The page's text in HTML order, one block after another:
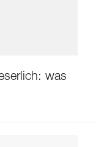
was